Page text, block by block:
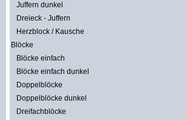
Juffern dunkel
Dreieck - Juffern
Herzblock / Kausche
Blöcke
Blöcke einfach
Blöcke einfach dunkel
Doppelblöcke
Doppelblöcke dunkel
Dreifachblöcke